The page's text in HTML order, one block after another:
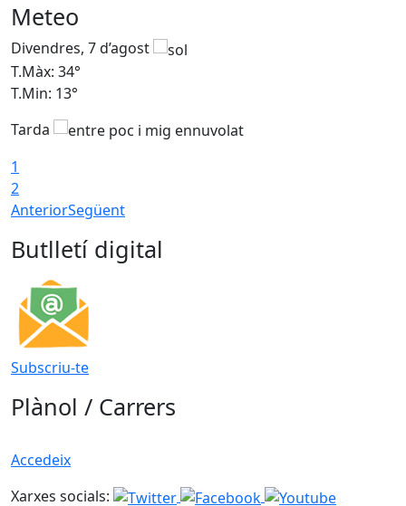
Meteo
Divendres, 7 d’agost
T.Màx: 34°
T.Min: 13°
Tarda
1
2
AnteriorSegüent
Butlletí digital
Subscriu-te
Plànol / Carrers
Accedeix
Xarxes socials: